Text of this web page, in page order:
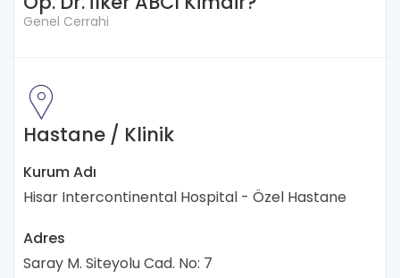
Genel Cerrahi
Hastane / Klinik
Kurum Adı
Hisar Intercontinental Hospital - Özel Hastane
Adres
Saray M. Siteyolu Cad. No: 7